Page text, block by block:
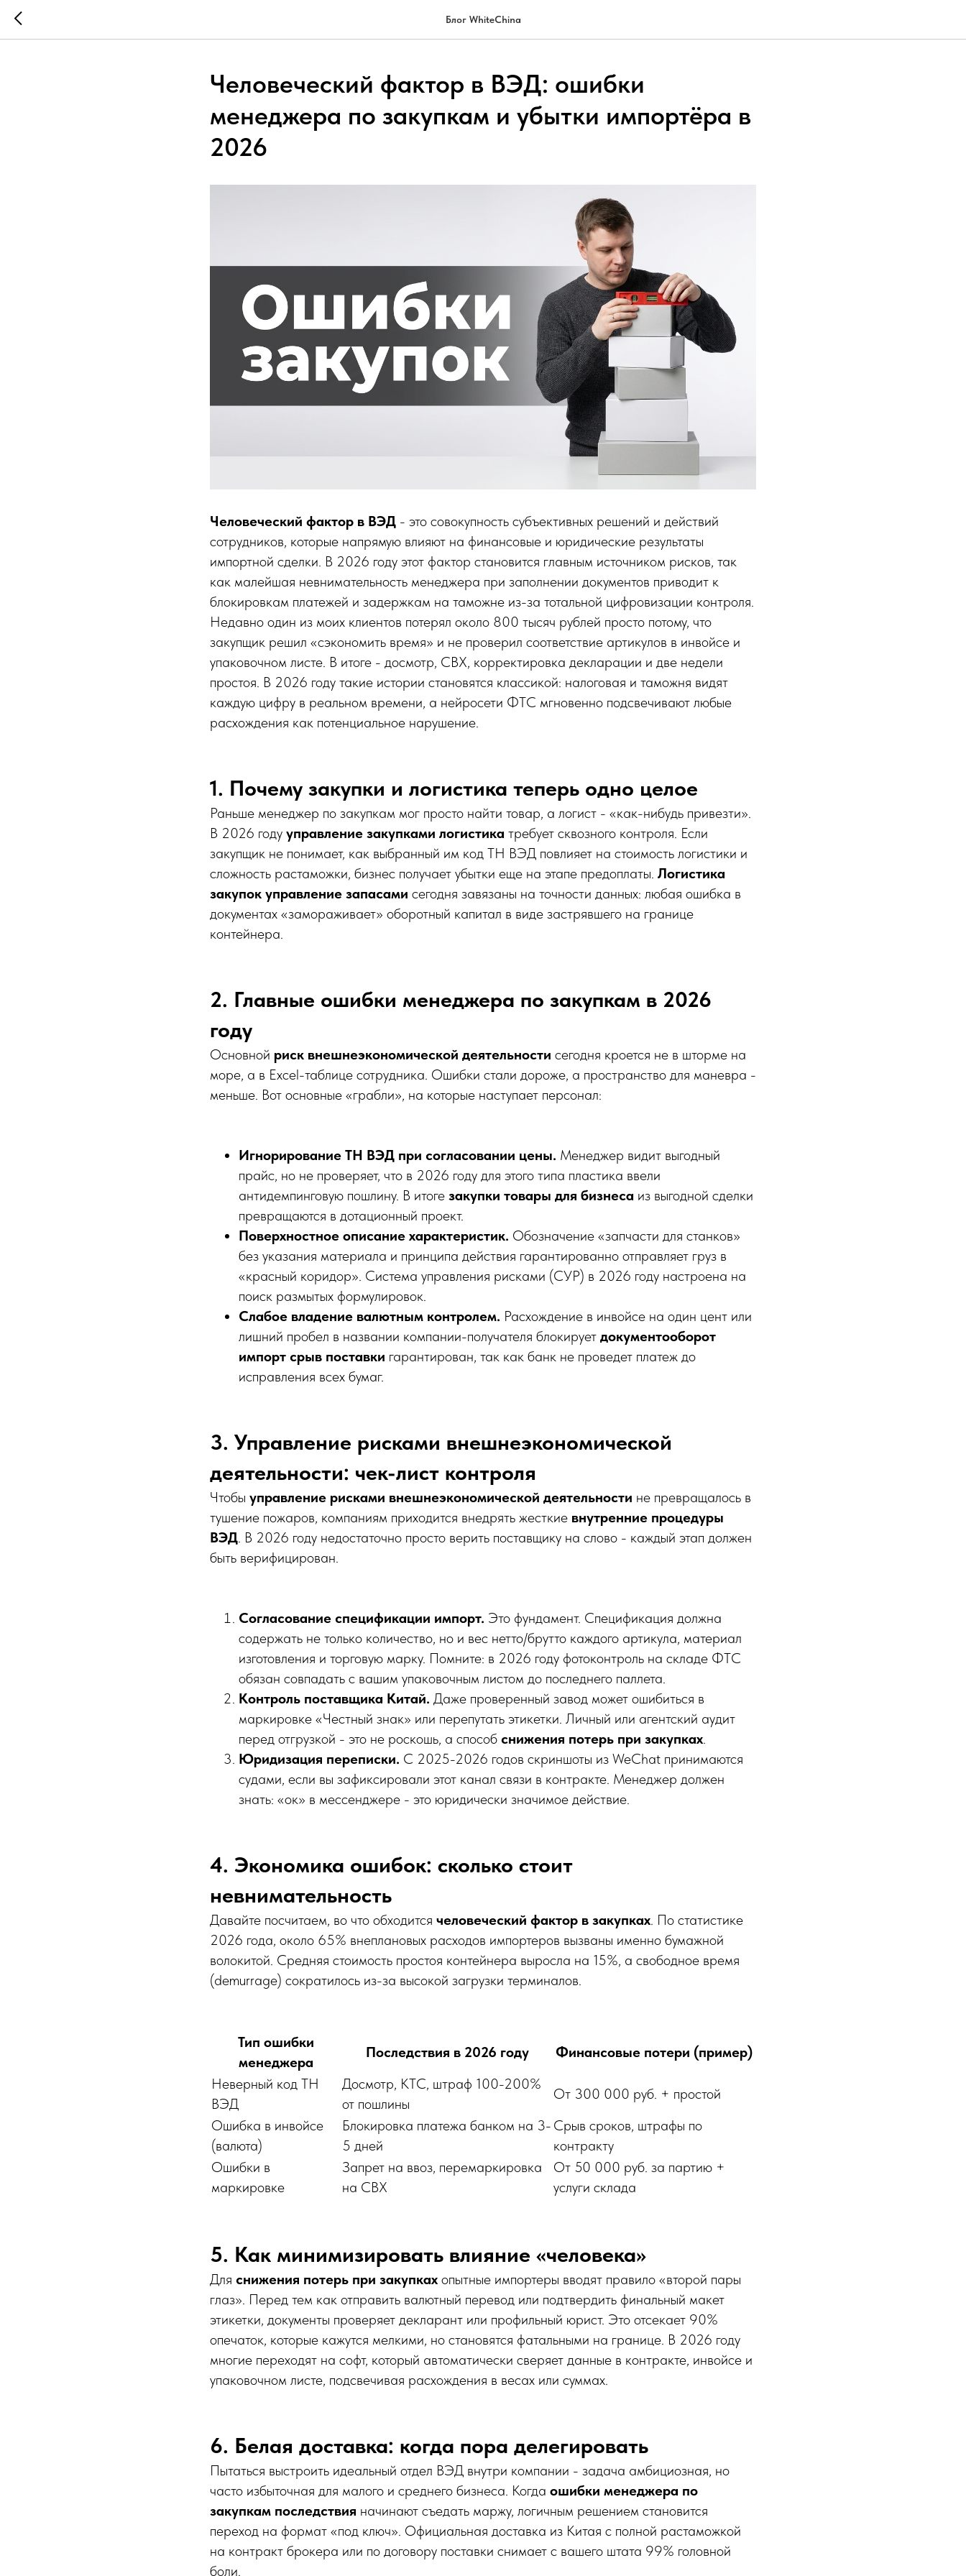
Блог WhiteChina
Человеческий фактор в ВЭД: ошибки
менеджера по закупкам и убытки импортёра в
2026
Человеческий фактор в ВЭД - это совокупность субъективных решений и действий
сотрудников, которые напрямую влияют на финансовые и юридические результаты
импортной сделки. В 2026 году этот фактор становится главным источником рисков, так
как малейшая невнимательность менеджера при заполнении документов приводит к
блокировкам платежей и задержкам на таможне из-за тотальной цифровизации контроля.
Недавно один из моих клиентов потерял около 800 тысяч рублей просто потому, что
закупщик решил «сэкономить время» и не проверил соответствие артикулов в инвойсе и
упаковочном листе. В итоге - досмотр, СВХ, корректировка декларации и две недели
простоя. В 2026 году такие истории становятся классикой: налоговая и таможня видят
каждую цифру в реальном времени, а нейросети ФТС мгновенно подсвечивают любые
расхождения как потенциальное нарушение.
1. Почему закупки и логистика теперь одно целое
Раньше менеджер по закупкам мог просто найти товар, а логист - «как-нибудь привезти».
В 2026 году управление закупками логистика требует сквозного контроля. Если
закупщик не понимает, как выбранный им код ТН ВЭД повлияет на стоимость логистики и
сложность растаможки, бизнес получает убытки еще на этапе предоплаты. Логистика
закупок управление запасами сегодня завязаны на точности данных: любая ошибка в
документах «замораживает» оборотный капитал в виде застрявшего на границе
контейнера.
2. Главные ошибки менеджера по закупкам в 2026
году
Основной риск внешнеэкономической деятельности сегодня кроется не в шторме на
море, а в Excel-таблице сотрудника. Ошибки стали дороже, а пространство для маневра -
меньше. Вот основные «грабли», на которые наступает персонал:
Игнорирование ТН ВЭД при согласовании цены. Менеджер видит выгодный
прайс, но не проверяет, что в 2026 году для этого типа пластика ввели
антидемпинговую пошлину. В итоге закупки товары для бизнеса из выгодной сделки
превращаются в дотационный проект.
Поверхностное описание характеристик. Обозначение «запчасти для станков»
без указания материала и принципа действия гарантированно отправляет груз в
«красный коридор». Система управления рисками (СУР) в 2026 году настроена на
поиск размытых формулировок.
Слабое владение валютным контролем. Расхождение в инвойсе на один цент или
лишний пробел в названии компании-получателя блокирует документооборот
импорт срыв поставки гарантирован, так как банк не проведет платеж до
исправления всех бумаг.
3. Управление рисками внешнеэкономической
деятельности: чек-лист контроля
Чтобы управление рисками внешнеэкономической деятельности не превращалось в
тушение пожаров, компаниям приходится внедрять жесткие внутренние процедуры
ВЭД. В 2026 году недостаточно просто верить поставщику на слово - каждый этап должен
быть верифицирован.
Согласование спецификации импорт. Это фундамент. Спецификация должна
содержать не только количество, но и вес нетто/брутто каждого артикула, материал
изготовления и торговую марку. Помните: в 2026 году фотоконтроль на складе ФТС
обязан совпадать с вашим упаковочным листом до последнего паллета.
Контроль поставщика Китай. Даже проверенный завод может ошибиться в
маркировке «Честный знак» или перепутать этикетки. Личный или агентский аудит
перед отгрузкой - это не роскошь, а способ снижения потерь при закупках.
Юридизация переписки. С 2025-2026 годов скриншоты из WeChat принимаются
судами, если вы зафиксировали этот канал связи в контракте. Менеджер должен
знать: «ок» в мессенджере - это юридически значимое действие.
4. Экономика ошибок: сколько стоит
невнимательность
Давайте посчитаем, во что обходится человеческий фактор в закупках. По статистике
2026 года, около 65% внеплановых расходов импортеров вызваны именно бумажной
волокитой. Средняя стоимость простоя контейнера выросла на 15%, а свободное время
(demurrage) сократилось из-за высокой загрузки терминалов.
Тип ошибки
менеджера
Последствия в 2026 году
Финансовые потери (пример)
Неверный код ТН
ВЭД
Досмотр, КТС, штраф 100-200%
от пошлины
От 300 000 руб. + простой
Ошибка в инвойсе
(валюта)
Блокировка платежа банком на 3-
5 дней
Срыв сроков, штрафы по
контракту
Ошибки в
маркировке
Запрет на ввоз, перемаркировка
на СВХ
От 50 000 руб. за партию +
услуги склада
5. Как минимизировать влияние «человека»
Для снижения потерь при закупках опытные импортеры вводят правило «второй пары
глаз». Перед тем как отправить валютный перевод или подтвердить финальный макет
этикетки, документы проверяет декларант или профильный юрист. Это отсекает 90%
опечаток, которые кажутся мелкими, но становятся фатальными на границе. В 2026 году
многие переходят на софт, который автоматически сверяет данные в контракте, инвойсе и
упаковочном листе, подсвечивая расхождения в весах или суммах.
6. Белая доставка: когда пора делегировать
Пытаться выстроить идеальный отдел ВЭД внутри компании - задача амбициозная, но
часто избыточная для малого и среднего бизнеса. Когда ошибки менеджера по
закупкам последствия начинают съедать маржу, логичным решением становится
переход на формат «под ключ». Официальная доставка из Китая с полной растаможкой
на контракт брокера или по договору поставки снимает с вашего штата 99% головной
боли.